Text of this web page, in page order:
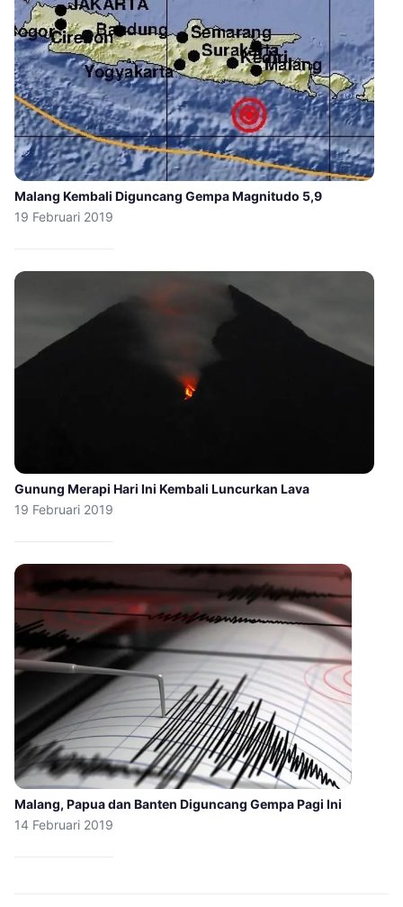
Malang Kembali Diguncang Gempa Magnitudo 5,9
19 Februari 2019
Gunung Merapi Hari Ini Kembali Luncurkan Lava
19 Februari 2019
Malang, Papua dan Banten Diguncang Gempa Pagi Ini
14 Februari 2019